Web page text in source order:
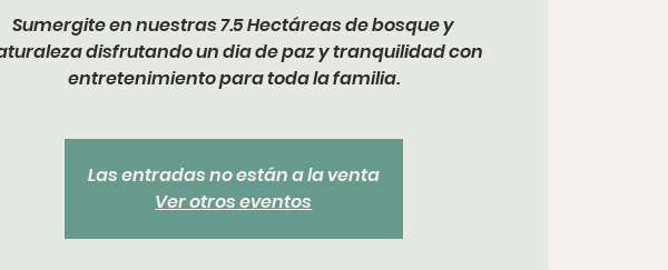
Sumergite en nuestras 7.5 Hectáreas de bosque y
disfrutando un dia de paz y tranquilidad con
entretenimiento para toda la familia.
Las entradas no están a la venta
Ver otros eventos